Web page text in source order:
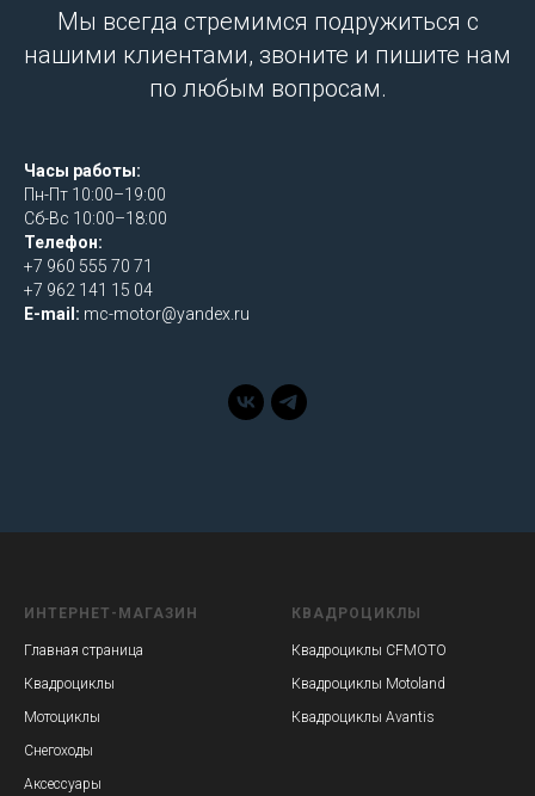
Мы всегда стремимся подружиться с
нашими клиентами, звоните и пишите нам
по любым вопросам.
Часы работы:
Пн-Пт 10:00–19:00
Сб-Вс 10:00–18:00
Телефон:
+7 960 555 70 71
+7 962 141 15 04
E-mail: mc-motor@yandex.ru
ИНТЕРНЕТ-МАГАЗИН
Главная страница
Квадроциклы
Мотоциклы
Снегоходы
Аксессуары
КВАДРОЦИКЛЫ
Квадроциклы CFMOTO
Квадроциклы Motoland
Квадроциклы Avantis